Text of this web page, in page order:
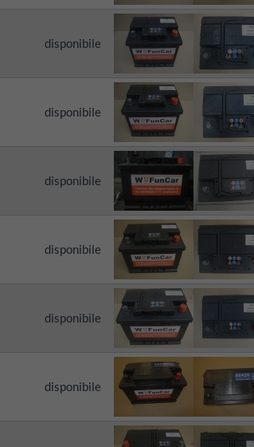
disponibile
disponibile
disponibile
disponibile
disponibile
disponibile